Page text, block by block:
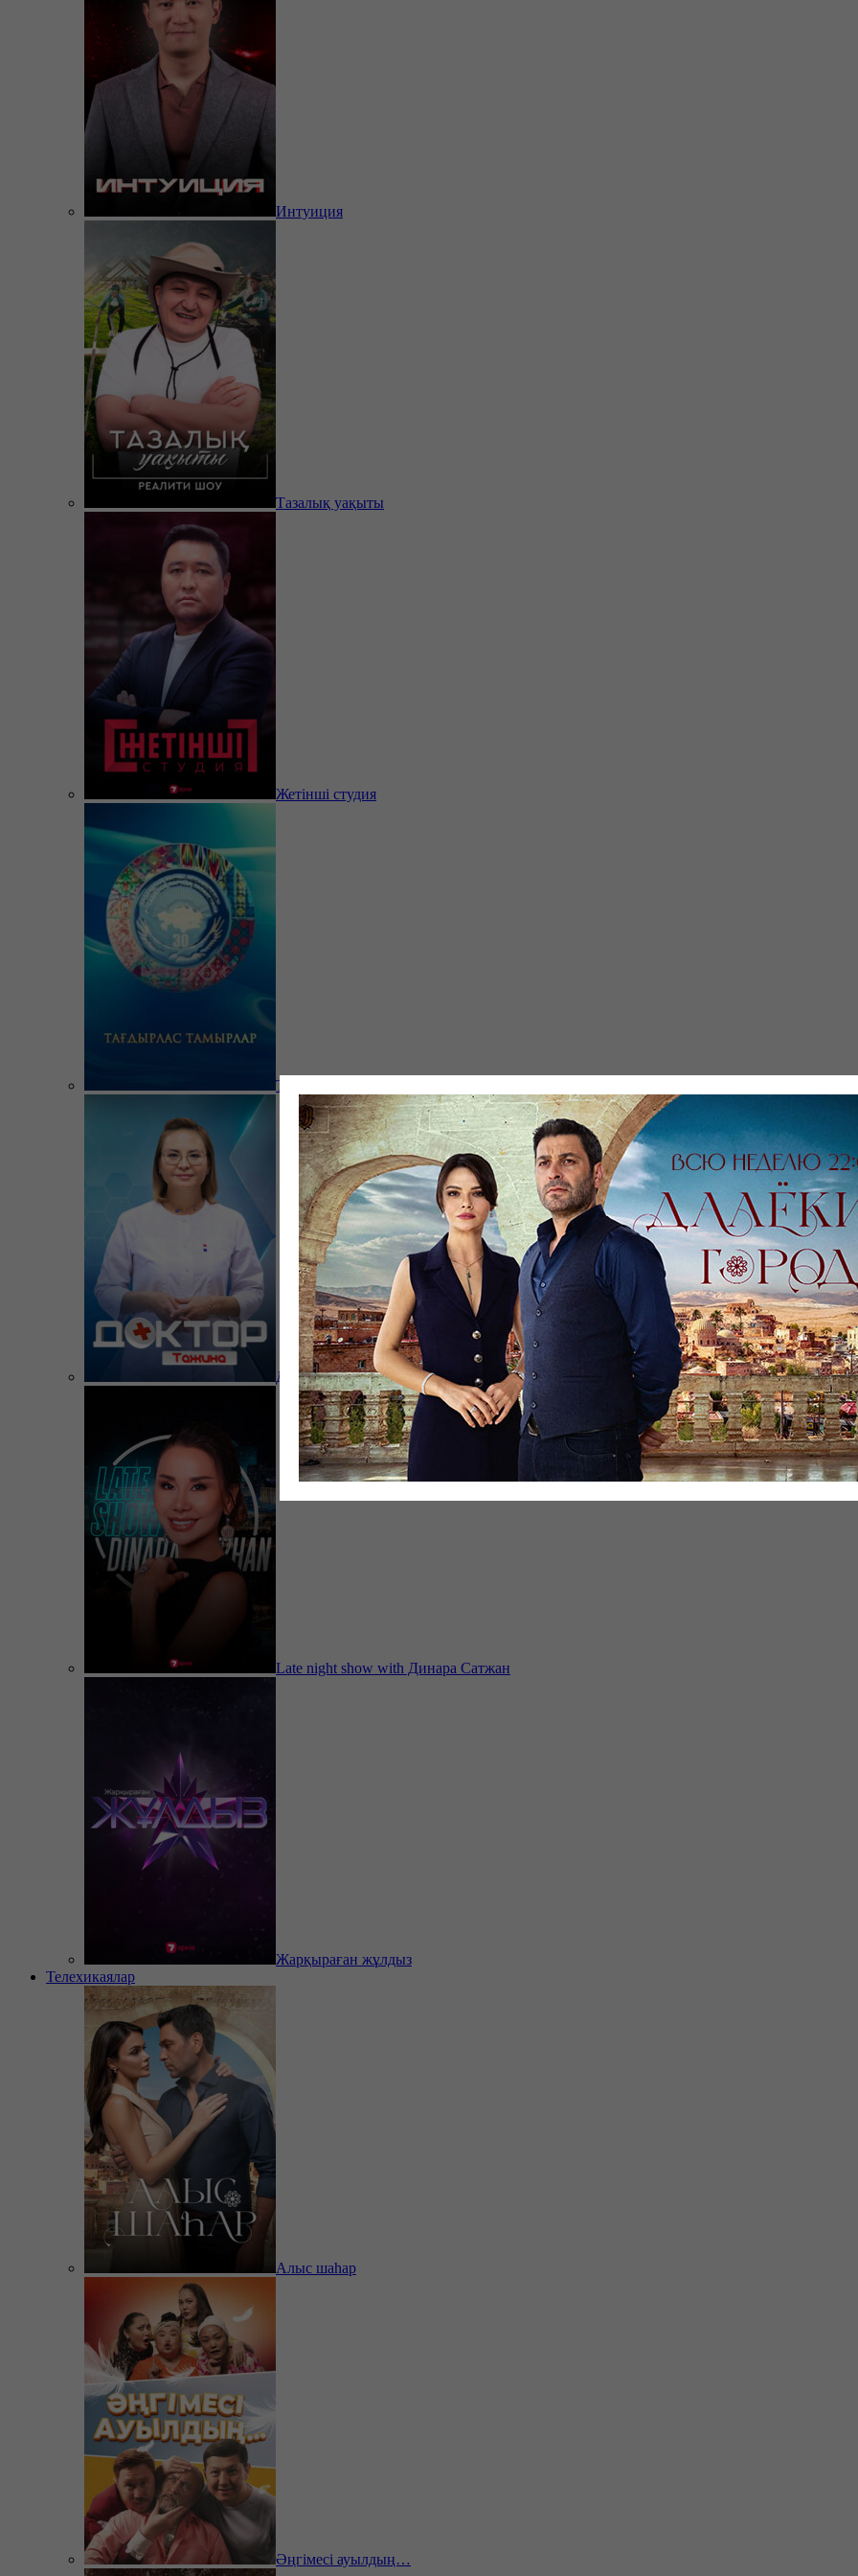
Интуиция
Тазалық уақыты
Жетінші студия
Тағдырлас тамырлар
Доктор Тажина
Late night show with Динара Сатжан
Жарқыраған жұлдыз
Телехикаялар
Алыс шаһар
Әңгімесі ауылдың…